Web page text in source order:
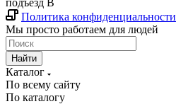
Политика конфиденциальности
Мы просто работаем для людей
Найти
Каталог
По всему сайту
По каталогу